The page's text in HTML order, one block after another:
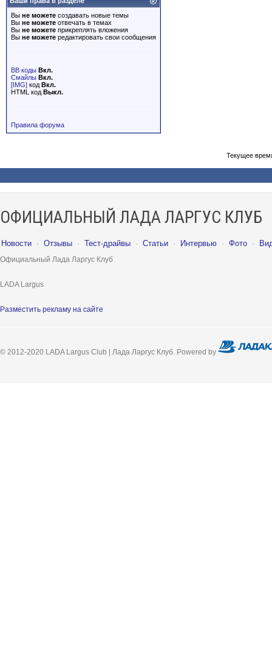
Вы не можете создавать новые темы
Вы не можете отвечать в темах
Вы не можете прикреплять вложения
Вы не можете редактировать свои сообщения
BB коды Вкл.
Смайлы Вкл.
[IMG] код Вкл.
HTML код Выкл.
Правила форума
Текущее
ОФИЦИАЛЬНЫЙ ЛАДА ЛАРГУС КЛУБ
Новости · Отзывы · Тест-драйвы · Статьи · Интервью · Фото ·
Официальный Лада Ларгус Клуб
LADA Largus
Разместить рекламу на сайте
© 2012-2020 LADA Largus Club | Лада Ларгус Клуб. Powered by